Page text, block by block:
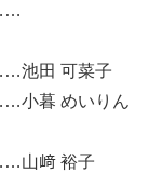
田 可菜子
暮 めいりん
﨑 裕子